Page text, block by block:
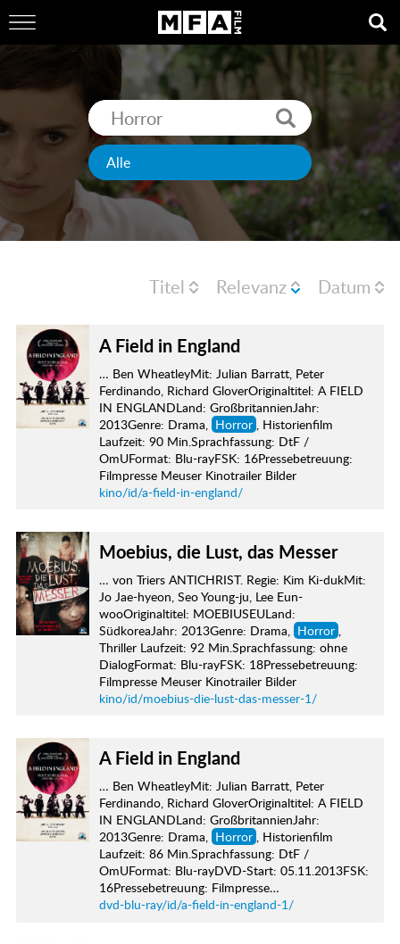
Titel Relevanz Datum
A Field in England
… Ben WheatleyMit: Julian Barratt, Peter
Ferdinando, Richard GloverOriginaltitel: A FIELD
IN ENGLANDLand: GroßbritannienJahr:
2013Genre: Drama,
Horror , Historienfilm
Laufzeit: 90 Min.Sprachfassung: DtF /
OmUFormat: Blu-rayFSK: 16Pressebetreuung:
Filmpresse Meuser Kinotrailer Bilder
kino/id/a-field-in-england/
Moebius, die Lust, das Messer
… von Triers ANTICHRIST. Regie: Kim Ki-dukMit:
Jo Jae-hyeon, Seo Young-ju, Lee Eun-
wooOriginaltitel: MOEBIUSEULand:
SüdkoreaJahr: 2013Genre: Drama, Horror ,
Thriller Laufzeit: 92 Min.Sprachfassung: ohne
DialogFormat: Blu-rayFSK: 18Pressebetreuung:
Filmpresse Meuser Kinotrailer Bilder
kino/id/moebius-die-lust-das-messer-1/
A Field in England
… Ben WheatleyMit: Julian Barratt, Peter
Ferdinando, Richard GloverOriginaltitel: A FIELD
IN ENGLANDLand: GroßbritannienJahr:
2013Genre: Drama, Horror , Historienfilm
Laufzeit: 86 Min.Sprachfassung: DtF /
OmUFormat: Blu-rayDVD-Start: 05.11.2013FSK:
16Pressebetreuung: Filmpresse…
dvd-blu-ray/id/a-field-in-england-1/